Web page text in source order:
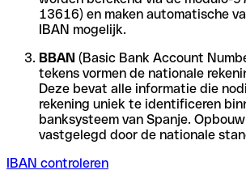
13616) en maken automatische
IBAN mogelijk.
BBAN (Basic Bank Account
tekens vormen de nationale
Deze bevat alle informatie die
rekening uniek te identificeren
banksysteem van Spanje.
vastgelegd door de nationale
IBAN controleren